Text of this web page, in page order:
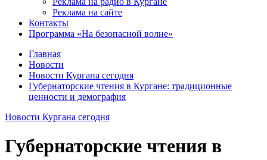
Реклама на сайте
Контакты
Программа «На безопасной волне»
Главная
Новости
Новости Кургана сегодня
Губернаторские чтения в Кургане: традиционные
ценности и демография
Новости Кургана сегодня
Губернаторские чтения в